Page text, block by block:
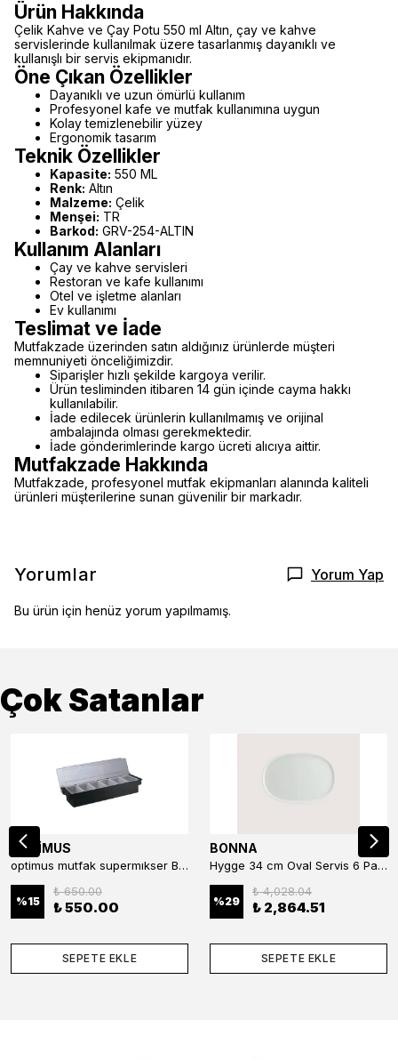
Ürün Hakkında
Çelik Kahve ve Çay Potu 550 ml Altın, çay ve kahve
servislerinde kullanılmak üzere tasarlanmış dayanıklı ve
kullanışlı bir servis ekipmanıdır.
Öne Çıkan Özellikler
Dayanıklı ve uzun ömürlü kullanım
Profesyonel kafe ve mutfak kullanımına uygun
Kolay temizlenebilir yüzey
Ergonomik tasarım
Teknik Özellikler
Kapasite: 550 ML
Renk: Altın
Malzeme: Çelik
Menşei: TR
Barkod: GRV-254-ALTIN
Kullanım Alanları
Çay ve kahve servisleri
Restoran ve kafe kullanımı
Otel ve işletme alanları
Ev kullanımı
Teslimat ve İade
Mutfakzade üzerinden satın aldığınız ürünlerde müşteri
memnuniyeti önceliğimizdir.
Siparişler hızlı şekilde kargoya verilir.
Ürün tesliminden itibaren 14 gün içinde cayma hakkı
kullanılabilir.
İade edilecek ürünlerin kullanılmamış ve orijinal
ambalajında olması gerekmektedir.
İade gönderimlerinde kargo ücreti alıcıya aittir.
Mutfakzade Hakkında
Mutfakzade, profesyonel mutfak ekipmanları alanında kaliteli
ürünleri müşterilerine sunan güvenilir bir markadır.
Yorumlar Yorum Yap
Bu ürün için henüz yorum yapılmamış.
Çok Satanlar
OPTİMUS
optimus mutfak supermıkser Bar Konteyner 6'lı 50×16×9 cm Kapaklı Polikarbon Organizer Bar & Kafe
%15
₺ 650.00
₺ 550.00
SEPETE EKLE
BONNA
Hygge 34 cm Oval Servis 6 Parça
%29
₺ 4,028.04
₺ 2,864.51
SEPETE EKLE